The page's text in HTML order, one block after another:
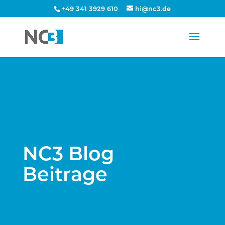
+49 341 3929 610 hi@nc3.de
NC3 Blog
Beitrage